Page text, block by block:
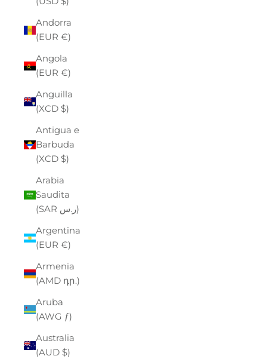
Andorra
(EUR €)
Angola
(EUR €)
Anguilla
(XCD $)
Antigua e
Barbuda
(XCD $)
Arabia
Saudita
(SAR ر.س)
Argentina
(EUR €)
Armenia
(AMD դր.)
Aruba
(AWG ƒ)
Australia
(AUD $)